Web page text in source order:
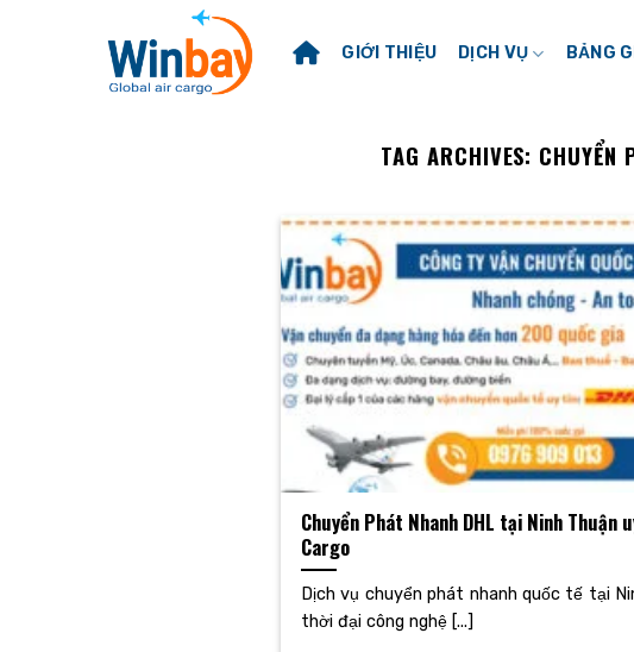
GIỚI THIỆU DỊCH VỤ BẢNG
TAG ARCHIVES: CHUYỂN
Chuyển Phát Nhanh DHL tại Ninh Thuận
Cargo
Dịch vụ chuyển phát nhanh quốc tế tại
thời đại công nghệ [...]